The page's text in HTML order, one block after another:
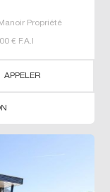
Propriété
€ F.A.I
APPELER